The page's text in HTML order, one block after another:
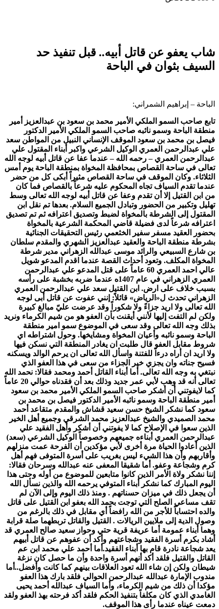
شاب يعفو عن قاتل أبيه.. قبل تنفيذ حد
السيف بثوان في الباحة
الباحة – إبراهيم الشمراني:
تابع صاحب السمو الملكي الأمير محمد بن سعود بن عبدالعزيز أمير
منطقة الباحة وسمو نائبه صاحب السمو الملكي الأمير الدكتور
فيصل بن محمد بن سعود الموقف الإنساني النبيل من المواطن سعد
علي عبدالرحمن العمري الوكيل الشرعي واكبر أبناء المقتول علي
عبدالرحمن العمري – رحمه الله – عندما عفا عن قاتل أبيه لوجه الله
تعالى في ساحة القصاص بمحافظة المخواة بمنطقة الباحة يوم أمس
الثلاثاء. وكان الموقف في ساحة القصاص مثيراً أبكى كل من حضر
عندما تقدم السياف تجاه المحكوم عليه شرعاً بالقصاص فما كان
من ابن القتيل إلا أن تقدم وعفا عن قاتل أبيه لوجه الله تعالى وسط
تهليل وتكبير من الحضور وتبادل الجميع السلام. بعدها تم نقل ابن
المقتول إلى الشرطة بالمخواة لضبط وتصديق اعترافه ثم تم تصديق
اعترافه شرعاً لدى فضيلة قاضي المحكمة الشرعية بالمخواة
بحضور العقيد مسفر سفير الخثعمي رئيس التحقيقات الجنائية
بشرطة منطقة الباحة والعقيد عبدالعزيز الشهري والمقدم سلطان
بن شارع السبيعي والرائد موسى عبدالله الزهراني مدير شرطة
المخواة المكلف. وتعود أحداث القصة عندما اقدم المدعو شويل
عالي احمد العمري 60 عاماً على قتل المدعو علي عبدالرحمن
العمري
الزهراني في عام 1407ه عندما ضربه بخشبة على رأسه
بسبب خلاف على ارض. ابن القتيل سعد علي عبدالرحمن العمري
الزهراني تحدث ل«الرياض» قائلاً: إنني عفوت عن قاتل أبى لوجه
الله تعالى ولا اريد جزاءً ولا شكوراً وقد عرضت عليّ مبالغ كبيرة
ولكن لم التفت إليها لأنني أيقنت بأن العفو هو من شيم الكرماء ونريد
بذلك وجه الله تعالى وقد سعى في الموضوع سمو امير منطقة
الباحة وسمو نائبه وأعيان المخواة ومشايخها. وحول اشتراطه اي
شروط مقابل العفو قال طلبت ان يغادر المنطقة التي نسكن فيها
ولا اريد ان أراه درءاً للفتنة واسأل الله تعالى ان يرحم الوالد ويسكنه
فسيح جناته وان يجزي خير الجزاء من سعى في هذا العفو الذي
نبتغي به وجه الله تعالى. أما أبناء القاتل أحمد ومحمد فقالا: نحمد الله
تعالى أنه قد وهب لأبي عمر جديد وذلك بعد أن فقدناه حوالي 20 عاماً
كما لايفوتني أن أشكر صاحب السمو الملكي الأمير محمد بن سعود
أمير منطقة الباحة وسمو نائبه الأمير الدكتور فيصل بن محمد بن
سعود كما نشكر الشيخ حسن سعيد قشاش والمقدم متقاعد أحمد
محمد الصميدي والشيخ عبدالعزيز محمد الشرقي وجميع أهل الخير
الذين سعوا في الإصلاح كما لا يفوتني أن أشكر وأهل الفقيد علي
عبدالرحمن العمري أبناءه جميعهم وخصوصاً الوكيل الشرعي (سعد)
الذين أعادوا الحياة مرة أخرى لأبي مؤكدين أن الفرحة عمت منزلهم
وأقاربهم وأن هذا الشيء ليس بغريب على أسرة المتوفى فهم أهل
كرم وشجاعة وعفو. أما شقيقا المعفى عنه عبدالله وسرحان فقالا:
إننا نشكر ولاة الأمر الذين كانوا متابعين للموضوع من أوله وحتى هذا
اليوم المبارك كما نشكر أبناء المتوفي يرحمه الله والذين نسأل الله
أن يجعل ذلك في ميزان حسناتهم . ومنذ ذلك اليوم وإلى الآن لم
تقف مساعي الصلح التي توجت بحمد الله بعفو ابن القتيل على قاتل
والده احتساباً للأجر من الله رافضاً أي مقابل في ذلك بالرغم من
وصول الدية إلى ملايين الريالات . القتيل والقاتل تربطهما صلة قرابة
وهما أبناء عمومة أما عريفة قرية حتي وحواز سعيد صالح العمري قد
أشاد بكرم أسرة الفقيد وشجاعتهم وأكد أن عفوهم عن قاتل أبيهم
يعد شجاعة نادرة قام بها أبناء الفقيد.أما أحمد علي محمد ابن عم
القاتل والقتيل فلقد أكد أنهم أسرة واحدة وأن ما حصل كان نزغة
شيطان ولكن إن شاء الله تعود العلاقات بينهم كما كانت وأفضل..أما
مندوب الإمارة عبدالله عبدالرحمن الحوالي فلقد بارك هذا العفو
مؤكدا أن ذلك من شيم الكرماء، وأما السياف عبدالله أحمد يحيى
الغامدي الذي كان مكلفاً بتنفيذ الحكم فلقد أكد فرحته بهذ العفو ولقد
دمعت عيناه عندما رأى هذا الموقف.